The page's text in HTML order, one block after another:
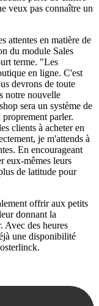
veux pas connaître un
attentes en matière de
du module Sales
terme. "Les
en ligne. C'est
devrons de toute
notre nouvelle
sera un système de
parler.
clients à acheter en
je m'attends à
En encourageant
eux-mêmes leurs
de latitude pour
offrir aux petits
donnant la
Avec des heures
une disponibilité